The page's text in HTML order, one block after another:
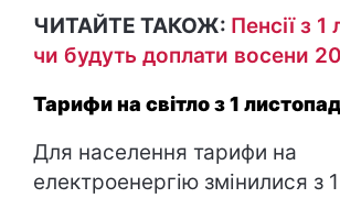
ЧИТАЙТЕ ТАКОЖ: Пенсії з
чи будуть доплати восени
Тарифи на світло з 1
Для населення тарифи на
електроенергію змінилися з